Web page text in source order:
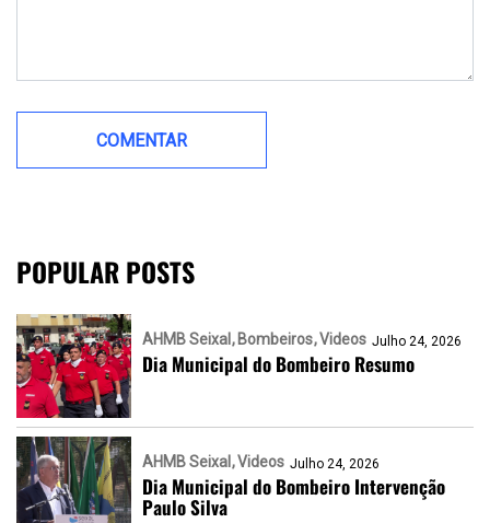
POPULAR POSTS
AHMB Seixal Bombeiros Videos Julho 24, 2026
Dia Municipal do Bombeiro Resumo
AHMB Seixal Videos Julho 24, 2026
Dia Municipal do Bombeiro Intervenção
Paulo Silva